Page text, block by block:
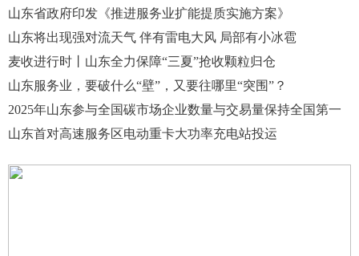
山东省政府印发《推进服务业扩能提质实施方案》
山东将出现强对流天气 伴有雷电大风 局部有小冰雹
麦收进行时丨山东全力保障“三夏”抢收颗粒归仓
山东服务业，要破什么“壁”，又要往哪里“突围”？
2025年山东参与全国碳市场企业数量与交易量保持全国第一
山东首对高速服务区电动重卡大功率充电站投运